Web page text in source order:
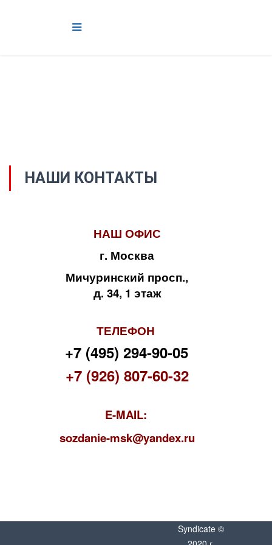
НАШИ КОНТАКТЫ
НАШ ОФИС
г. Москва
Мичуринский просп.,
д. 34, 1 этаж
ТЕЛЕФОН
+7 (495) 294-90-05
+7 (926) 807-60-32
E-MAIL:
sozdanie-msk@yandex.ru
Syndicate ©